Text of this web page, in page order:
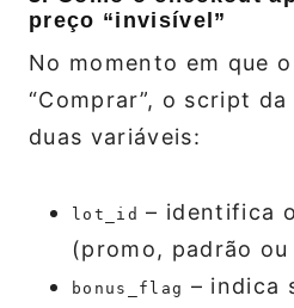
preço “invisível”
No momento em que
“Comprar”, o script
duas variáveis:
lot_id – identifica
(promo, padrão ou
bonus_flag – indica